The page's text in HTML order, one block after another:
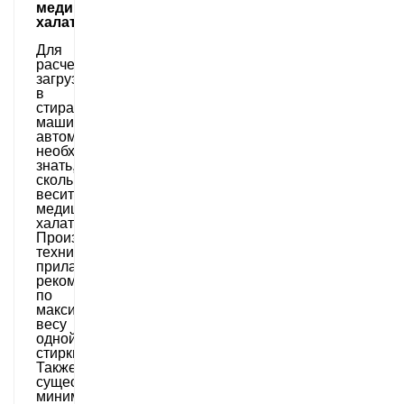
медицинский
халат
Для
расчета
загрузки
в
стиральную
машинку-
автомат
необходимо
знать,
сколько
весит
медицинский
халат.
Производители
техники
прилагают
рекомендации
по
максимальному
весу
одной
стирки.
Также
существует
минимальное